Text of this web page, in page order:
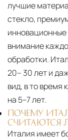
лучшие
стекло,
инновационные
внимание
обработки.
20– 30 лет и
вид, в то время
на 5–7 лет.
ПОЧЕМУ
СЧИТАЮТСЯ
Италия имеет